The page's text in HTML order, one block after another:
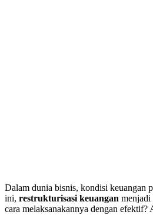
Dalam dunia bisnis, kondisi keuangan
ini, restrukturisasi keuangan menjadi
cara melaksanakannya dengan efektif?